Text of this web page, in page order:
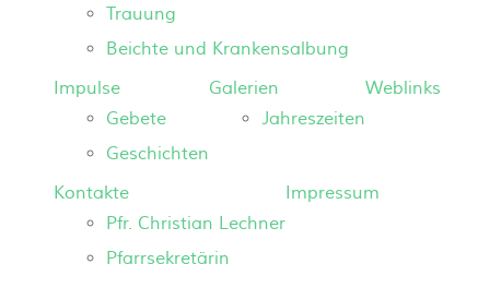
Trauung
Beichte und Krankensalbung
Impulse
Gebete
Geschichten
Galerien
Jahreszeiten
Weblinks
Kontakte
Pfr. Christian Lechner
Pfarrsekretärin
Impressum